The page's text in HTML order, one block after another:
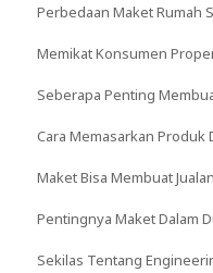
Perbedaan Maket Rumah
Memikat Konsumen
Seberapa Penting
Cara Memasarkan Produk
Maket Bisa Membuat
Pentingnya Maket Dalam
Sekilas Tentang